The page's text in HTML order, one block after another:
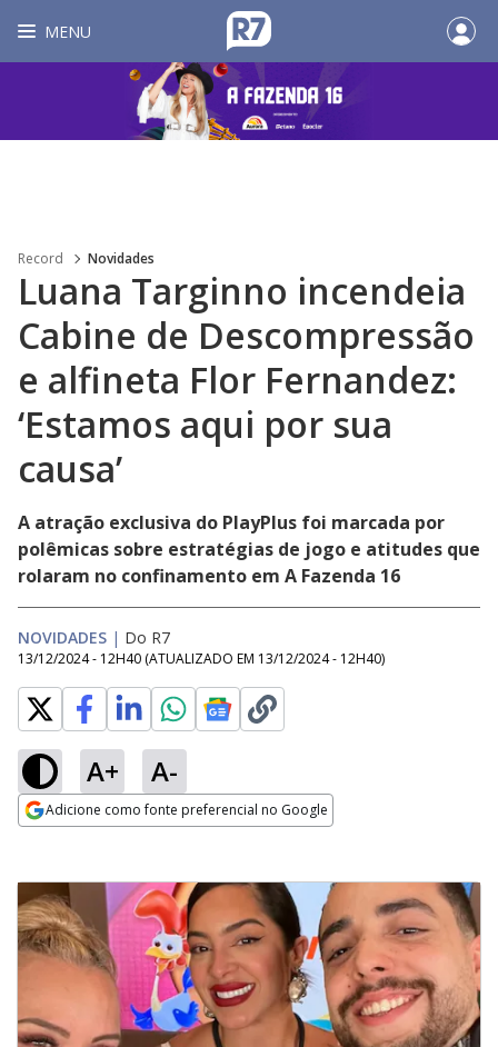
MENU
Record Novidades
Luana Targinno incendeia
Cabine de Descompressão
e alfineta Flor Fernandez:
‘Estamos aqui por sua
causa’
A atração exclusiva do PlayPlus foi marcada por
polêmicas sobre estratégias de jogo e atitudes que
rolaram no confinamento em A Fazenda 16
NOVIDADES | Do R7
13/12/2024 - 12H40 (ATUALIZADO EM 13/12/2024 - 12H40)
A+ A-
Adicione como fonte preferencial no Google